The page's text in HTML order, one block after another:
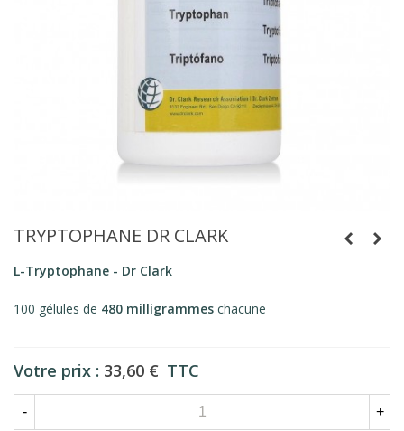
TRYPTOPHANE DR CLARK
L-Tryptophane - Dr Clark
100 gélules de 480 milligrammes chacune
Votre prix : 33,60 € TTC
- +